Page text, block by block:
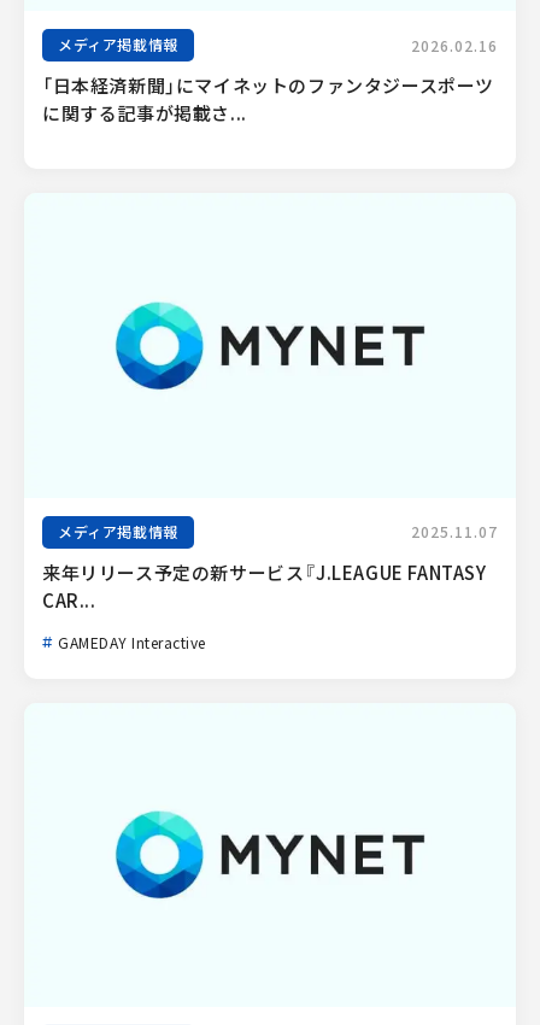
メディア掲載情報 2026.02.16
「日本経済新聞」にマイネットのファンタジースポーツ
に関する記事が掲載さ...
メディア掲載情報 2025.11.07
来年リリース予定の新サービス『J.LEAGUE FANTASY
CAR...
GAMEDAY Interactive